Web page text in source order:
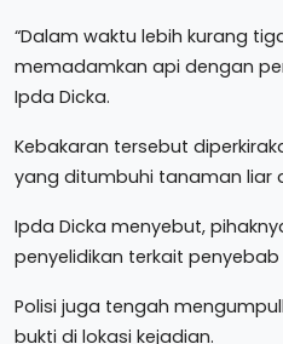
“Dalam waktu lebih kurang
memadamkan api dengan
Ipda Dicka.
Kebakaran tersebut
yang ditumbuhi tanaman liar
Ipda Dicka menyebut,
penyelidikan terkait
Polisi juga tengah
bukti di lokasi kejadian.